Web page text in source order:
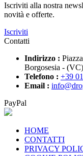
Iscriviti alla nostra
novità e offerte.
Iscriviti
Contatti
Indirizzo :
Borgosesia -
Telefono : +39
Email :
PayPal
HOME
CONTATTI
PRIVACY